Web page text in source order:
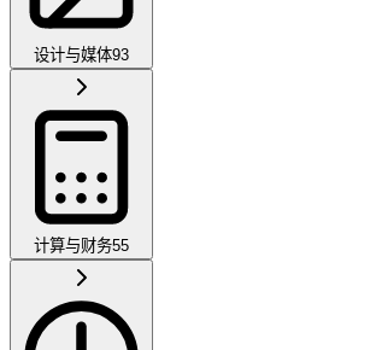
设计与媒体93
计算与财务55